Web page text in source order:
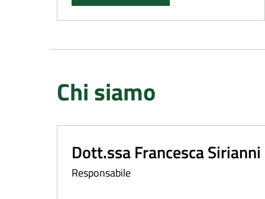
Chi siamo
Dott.ssa Francesca Sirianni
Responsabile